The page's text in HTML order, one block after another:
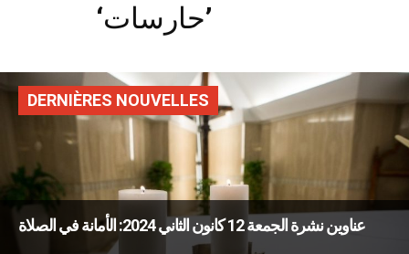
‘حارسات’
DERNIÈRES NOUVELLES
عناوين نشرة الجمعة 12 كانون الثاني 2024: الأمانة في الصلاة